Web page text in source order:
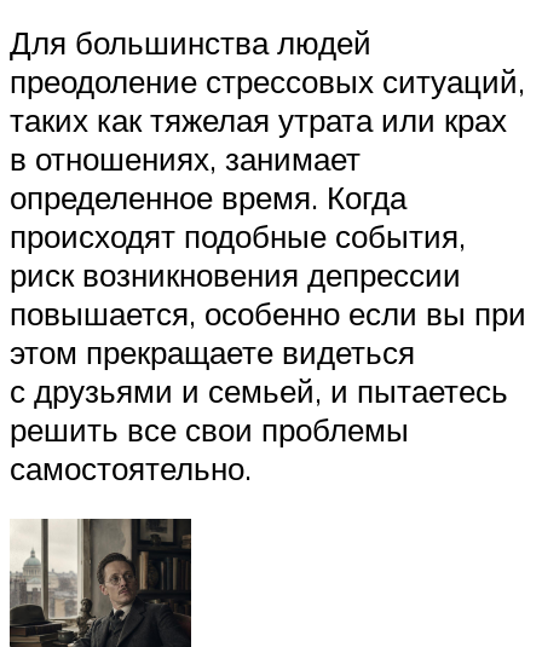
Для большинства людей
преодоление стрессовых ситуаций,
таких как тяжелая утрата или крах
в отношениях, занимает
определенное время. Когда
происходят подобные события,
риск возникновения депрессии
повышается, особенно если вы при
этом прекращаете видеться
с друзьями и семьей, и пытаетесь
решить все свои проблемы
самостоятельно.